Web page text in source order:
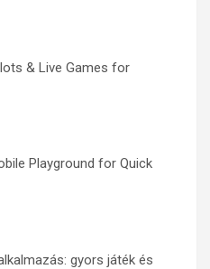
& Live Games for
Playground for Quick
gyors játék és